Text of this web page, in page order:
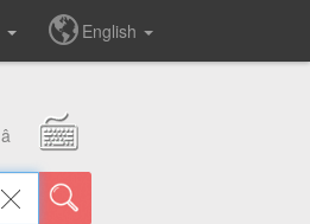
English
â